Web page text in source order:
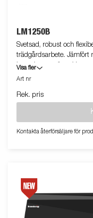
LM1250B
Svetsad, robust och
trädgårdsarbete. Jämfört
kapaciteten större.
kan vara extrautrustad.
Visa fler
Art nr
Rek. pris
Kontakta återförsäljare för